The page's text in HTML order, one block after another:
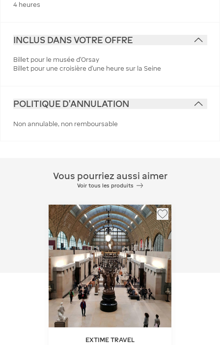
4 heures
INCLUS DANS VOTRE OFFRE
Billet pour le musée d'Orsay
Billet pour une croisière d'une heure sur la Seine
POLITIQUE D'ANNULATION
Non annulable, non remboursable
Vous pourriez aussi aimer
Voir tous les produits
EXTIME TRAVEL